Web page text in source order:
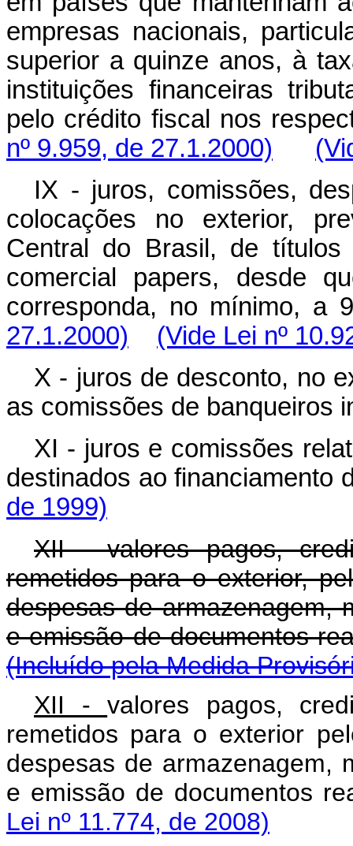
empresas nacionais,
superior a quinze anos, à
instituições financeiras
pelo crédito fiscal nos
nº 9.959, de 27.1.2000)
IX - juros, comissões,
colocações no exterior,
Central do Brasil, de títulos
comercial papers, desde
corresponda, no mínimo,
27.1.2000)
(Vide Lei nº
X - juros de desconto, no
as comissões de banqueiros
XI - juros e comissões
destinados ao
de 1999)
XII - valores pagos,
remetidos para o exterior,
despesas de armazenagem,
e emissão de documentos
(Incluído pela Medida
XII -valores pagos,
remetidos para o exterior
despesas de armazenagem,
e emissão de documentos
Lei nº 11.774, de 2008)